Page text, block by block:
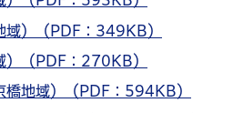
域）（PDF：349KB）
）（PDF：270KB）
橋地域）（PDF：594KB）